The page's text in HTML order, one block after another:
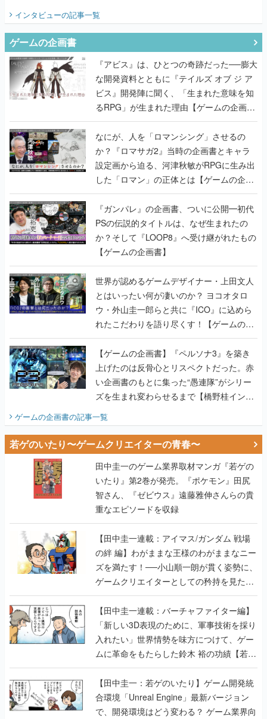
てみた
インタビューの記事一覧
ゲームの企画書
『アビス』は、ひとつの奇跡だった──膨大
な開発資料とともに『テイルズ オブ ジ ア
ビス』開発陣に聞く、「生まれた意味を知
るRPG」が生まれた理由【ゲームの企画
書】
なにが、人を「ロマンシング」させるの
か？『ロマサガ2』当時の企画書とキャラ
設定画から迫る、河津秋敏がRPGに生み出
した「ロマン」の正体とは【ゲームの企画
書】
『ガンパレ』の企画書、ついに公開━初代
PSの伝説的タイトルは、なぜ生まれたの
か？そして『LOOP8』へ受け継がれたもの
【ゲームの企画書】
世界が認めるゲームデザイナー・上田文人
とはいったい何が凄いのか？ ヨコオタロ
ウ・外山圭一郎らと共に『ICO』に込めら
れたこだわりを語り尽くす！【ゲームの企
画書】
【ゲームの企画書】『ペルソナ3』を築き
上げたのは反骨心とリスペクトだった。赤
い企画書のもとに集った“愚連隊”がシリー
ズを生まれ変わらせるまで【橋野桂インタ
ビュー】
ゲームの企画書の記事一覧
若ゲのいたり〜ゲームクリエイターの青春〜
田中圭一のゲーム業界取材マンガ『若ゲの
いたり』第2巻が発売。『ポケモン』田尻
智さん、『ゼビウス』遠藤雅伸さんらの貴
重なエピソードを収録
【田中圭一連載：アイマス/ガンダム 戦場
の絆 編】わがままな王様のわがままなニー
ズを満たす！──小山順一朗が貫く姿勢に、
ゲームクリエイターとしての矜持を見た
【若ゲのいたり最終回】
【田中圭一連載：バーチャファイター編】
「新しい3D表現のために、軍事技術を採り
入れたい」世界情勢を味方につけて、ゲー
ムに革命をもたらした鈴木 裕の功績【若ゲ
のいたり】
【田中圭一：若ゲのいたり】ゲーム開発統
合環境「Unreal Engine」最新バージョン
で、開発環境はどう変わる？ ゲーム業界向